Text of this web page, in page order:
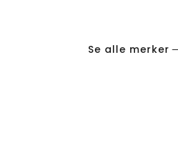
Se alle merker